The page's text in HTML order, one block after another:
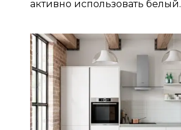
активно использовать белый.